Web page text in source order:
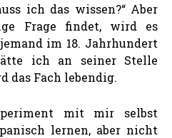
ich das wissen?“ Aber
Frage findet, wird es
im 18. Jahrhundert
ich an seiner Stelle
das Fach lebendig.
mit mir selbst
lernen, aber nicht